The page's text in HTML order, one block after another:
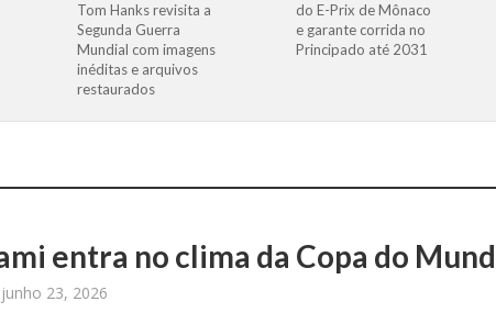
Tom Hanks revisita a
Segunda Guerra
Mundial com imagens
inéditas e arquivos
restaurados
do E-Prix de Mônaco
e garante corrida no
Principado até 2031
entra no clima da Copa do
23, 2026